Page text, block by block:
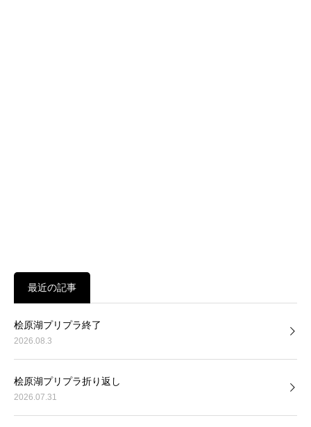
最近の記事
桧原湖プリプラ終了
2026.08.3
桧原湖プリプラ折り返し
2026.07.31